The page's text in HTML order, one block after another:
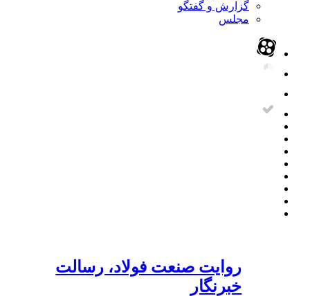
گزارش و گفتگو
مجلس
روایت صنعت فولاد،‌ رسالت
خبرنگار